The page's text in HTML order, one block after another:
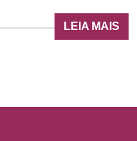
LEIA MAIS